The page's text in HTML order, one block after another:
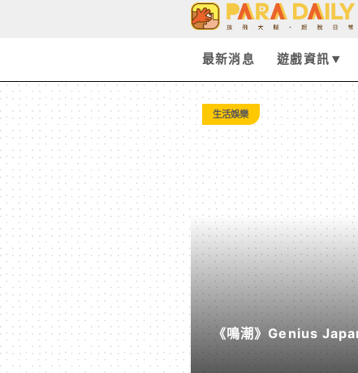
-
Paradaily
-
遊
戲
｜
最新消息 遊戲資訊
生活娛樂
《鳴潮》Genius
《遠航星的告別》&《